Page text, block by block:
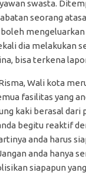
swasta.
seorang
dia melakukan
bisa terkena
Wali kota
fasilitas yang
kaki berasal dari
begitu reaktif
anda harus
anda hanya
siapapun